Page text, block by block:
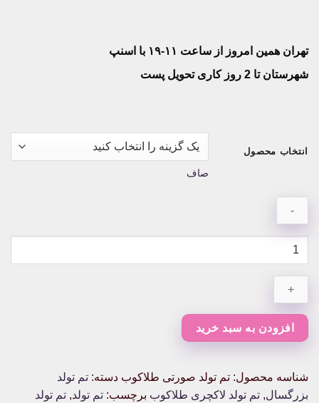
تهران همین امروز از ساعت ۱۱-۱۹ با اسنپ
شهرستان تا 2 روز کاری تحویل پست
انتخاب محصول
صاف
صورتی
طلاکوب
افزودن به سبد خرید
شناسه محصول: تم تولد صورتی طلاکوب دسته: تم تولد
بزرگسال, تم تولد لاکچری طلاکوب برچسب: تم تولد, تم تولد